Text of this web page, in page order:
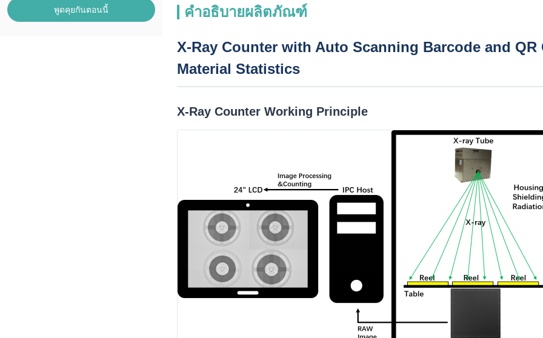
พูดคุยกันตอนนี้ คำอธิบายผลิตภัณฑ์
X-Ray Counter with Auto Scanning Barcode and
Material Statistics
X-Ray Counter Working Principle